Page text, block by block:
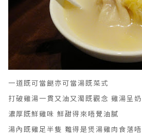
一道既可當餸亦可當湯既菜式
打破雞湯一貫又油又濁既觀念 雞湯呈
濃厚既鮮雞味 鮮甜得來唔覺油膩
湯內既雞足半隻 難得是煲湯雞肉食落